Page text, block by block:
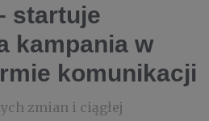
startuje
kampania w
komunikacji
zmian i ciągłej